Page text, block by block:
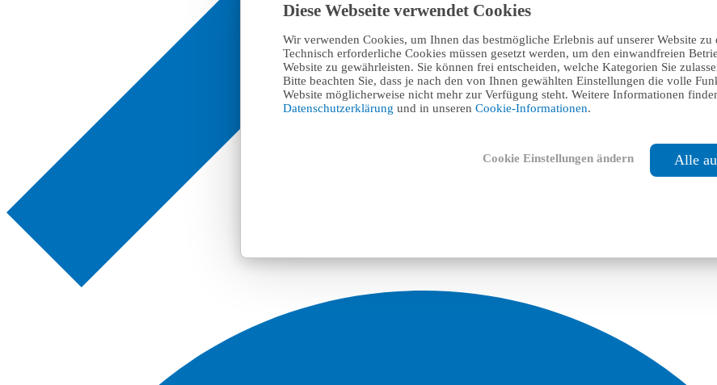
Diese Webseite verwendet Cookies
Wir verwenden Cookies, um Ihnen das bestmögliche Erlebnis auf unserer Website zu
Technisch erforderliche Cookies müssen gesetzt werden, um den einwandfreien
Website zu gewährleisten. Sie können frei entscheiden, welche Kategorien Sie
Bitte beachten Sie, dass je nach den von Ihnen gewählten Einstellungen die volle
Website möglicherweise nicht mehr zur Verfügung steht. Weitere Informationen
Datenschutzerklärung und in unseren Cookie-Informationen.
Cookie Einstellungen ändern Alle